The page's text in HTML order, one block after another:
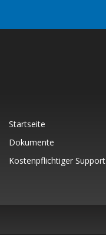
Startseite
Dokumente
Kostenpflichtiger Support